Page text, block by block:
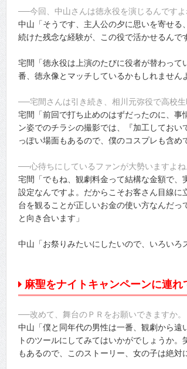
──今回、中山さんは徳永役を演じるんですよ
中山「そうです、主人公の夕に思いを寄せ
続けた残念な経験が、この役で活かせるんで
宅間「徳永役は上演のたびに役者が替わっ
番、徳永像とマッチしているかもしれません
──宅間さんは引き続き、相川元弥役で高校生
宅間「前回で打ち止めのはずだったのに、
ン姿でのチラシの撮影では、『加工してお
っぽい場面もあるので、僕のコスプレも含め
──心待ちにしているファンが大勢いますよね
宅間「でもね、観劇料金って結構な金額で
設定なんですよ。だからこそお客さん目線
台を観ることが正しいお金の使い方なんだ
と向き合います」
中山「お祭りみたいにしたいので、いろいろ
麻聖をナイトキャンペーンに連れ
──改めて、舞台のＰＲをお願いできますか。
中山「僕と同年代の男性は一番、観劇から
トのツールにしてみてはいかがでしょうか
もあるので、このストーリー、女の子は絶対